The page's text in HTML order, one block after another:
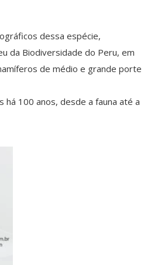
dessa espécie,
da Biodiversidade do Peru, em
de médio e grande porte
há 100 anos, desde a fauna até a